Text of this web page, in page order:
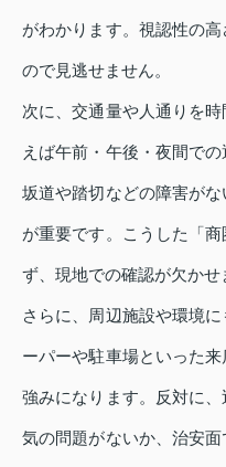
がわかります。視認性の
ので見逃せません。
次に、交通量や人通りを
えば午前・午後・夜間で
坂道や踏切などの障害が
が重要です。こうした「
ず、現地での確認が欠かせ
さらに、周辺施設や環境
ーパーや駐車場といった
強みになります。反対に
気の問題がないか、治安